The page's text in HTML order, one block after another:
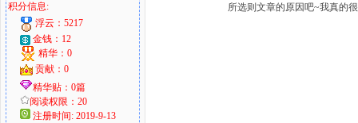
积分信息:
浮云：5217
金钱：12
精华：0
贡献：0
精华贴：0篇
阅读权限：20
注册时间: 2019-9-13
所选则文章的原因吧~我真的